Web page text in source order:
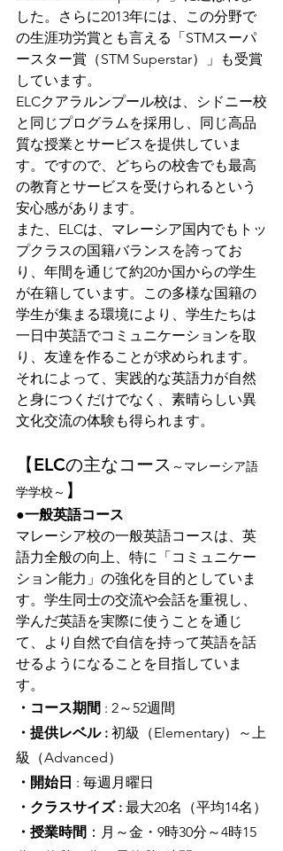
した。さらに2013年には、この分野で
の生涯功労賞とも言える「STMスーパ
ースター賞（STM Superstar）」も受賞
しています。
ELCクアラルンプール校は、シドニー校
と同じプログラムを採用し、同じ高品
質な授業とサービスを提供していま
す。ですので、どちらの校舎でも最高
の教育とサービスを受けられるという
安心感があります。
また、ELCは、マレーシア国内でもトッ
プクラスの国籍バランスを誇ってお
り、年間を通じて約20か国からの学生
が在籍しています。この多様な国籍の
学生が集まる環境により、学生たちは
一日中英語でコミュニケーションを取
り、友達を作ることが求められます。
それによって、実践的な英語力が自然
と身につくだけでなく、素晴らしい異
文化交流の体験も得られます。
【ELCの主なコース ～マレーシア語
学学校～ 】
●一般英語コース
マレーシア校の一般英語コースは、英
語力全般の向上、特に「コミュニケー
ション能力」の強化を目的としていま
す。学生同士の交流や会話を重視し、
学んだ英語を実際に使うことを通じ
て、より自然で自信を持って英語を話
せるようになることを目指していま
す。
・コース期間 : 2～52週間
・提供レベル : 初級（Elementary）～上
級（Advanced）
・開始日 : 毎週月曜日
・クラスサイズ : 最大20名（平均14名）
・授業時間 ：月～金・9時30分～4時15